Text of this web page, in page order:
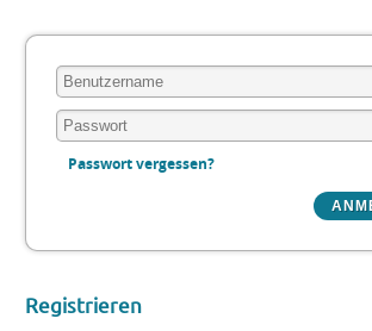
Passwort vergessen?
Registrieren